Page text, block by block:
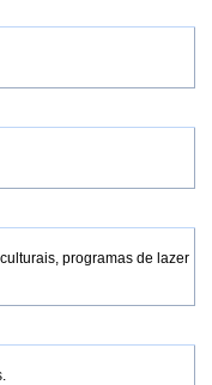
programas de lazer